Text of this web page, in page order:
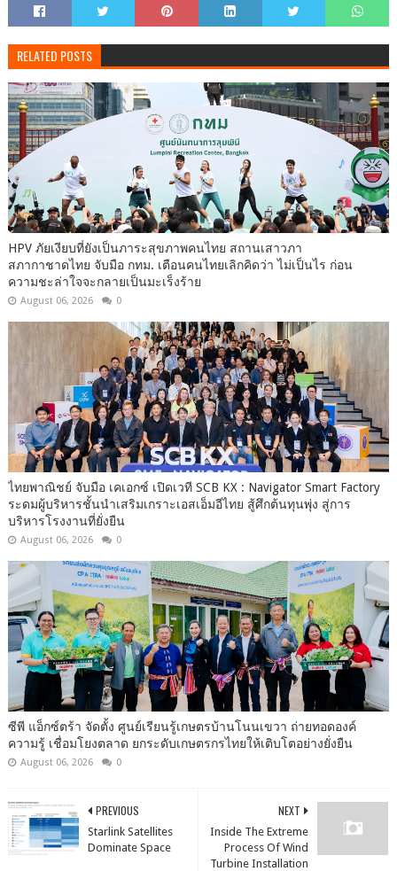
RELATED POSTS
HPV ภัยเงียบที่ยังเป็นภาระสุขภาพคนไทย สถานเสาวภา
สภากาชาดไทย จับมือ กทม. เตือนคนไทยเลิกคิดว่า ไม่เป็นไร ก่อน
ความชะล่าใจจะกลายเป็นมะเร็งร้าย
August 06, 2026 0
ไทยพาณิชย์ จับมือ เคเอกซ์ เปิดเวที SCB KX : Navigator Smart Factory
ระดมผู้บริหารชั้นนำเสริมเกราะเอสเอ็มอีไทย สู้ศึกต้นทุนพุ่ง สู่การ
บริหารโรงงานที่ยั่งยืน
August 06, 2026 0
ซีพี แอ็กซ์ตร้า จัดตั้ง ศูนย์เรียนรู้เกษตรบ้านโนนเขวา ถ่ายทอดองค์
ความรู้ เชื่อมโยงตลาด ยกระดับเกษตรกรไทยให้เติบโตอย่างยั่งยืน
August 06, 2026 0
NEXT
Inside The Extreme
Process Of Wind
Turbine Installation
PREVIOUS
Starlink Satellites
Dominate Space